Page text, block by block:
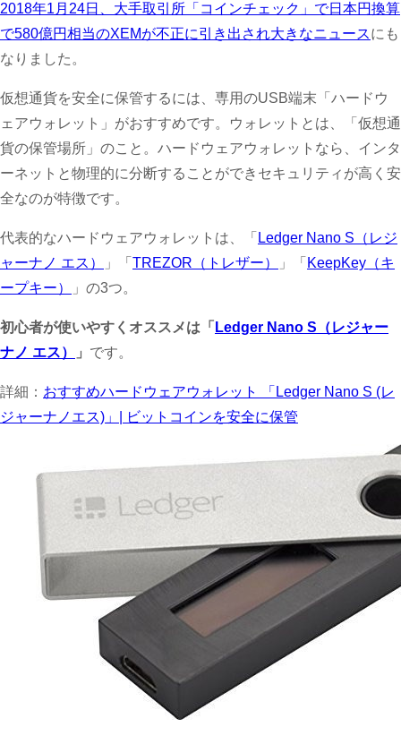
2018年1月24日、大手取引所「コインチェック」で日本円換算
で580億円相当のXEMが不正に引き出され大きなニュースにも
なりました。
仮想通貨を安全に保管するには、専用のUSB端末「ハードウ
ェアウォレット」がおすすめです。ウォレットとは、「仮想通
貨の保管場所」のこと。ハードウェアウォレットなら、インタ
ーネットと物理的に分断することができセキュリティが高く安
全なのが特徴です。
代表的なハードウェアウォレットは、「 Ledger Nano S（レジ
ャーナノ エス）
」「 TREZOR（トレザー） 」「 KeepKey（キ
ープキー）
」の3つ。
初心者が使いやすくオススメは「 Ledger Nano S（レジャー
ナノ エス）
」 です。
詳細： おすすめハードウェアウォレット 「Ledger Nano S (レ
ジャーナノエス)」| ビットコインを安全に保管